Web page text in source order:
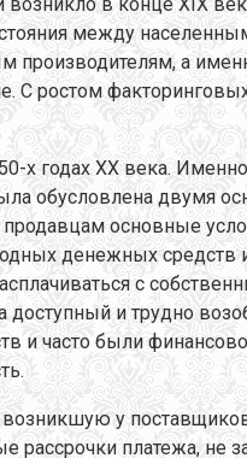
между
производителям, а
С ростом
х годах XX века.
обусловлена двумя
продавцам основные
денежных
с
доступный и трудно
и часто были
у
рассрочки платежа, не